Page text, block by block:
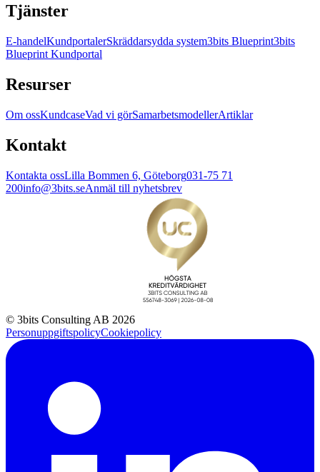
Tjänster
E-handelKundportalerSkräddarsydda system3bits Blueprint3bits
Blueprint Kundportal
Resurser
Om ossKundcaseVad vi görSamarbetsmodellerArtiklar
Kontakt
Kontakta ossLilla Bommen 6, Göteborg031-75 71
200info@3bits.seAnmäl till nyhetsbrev
© 3bits Consulting AB 2026
PersonuppgiftspolicyCookiepolicy